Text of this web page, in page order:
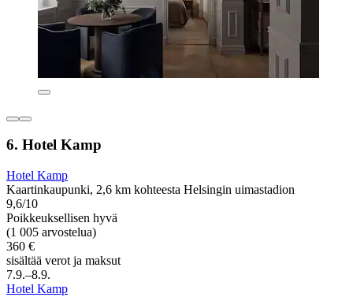
6. Hotel Kamp
Hotel Kamp
Kaartinkaupunki, 2,6 km kohteesta Helsingin uimastadion
9,6/10
Poikkeuksellisen hyvä
(1 005 arvostelua)
360 €
sisältää verot ja maksut
7.9.–8.9.
Hotel Kamp